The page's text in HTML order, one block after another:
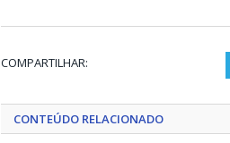
COMPARTILHAR:
CONTEÚDO RELACIONADO